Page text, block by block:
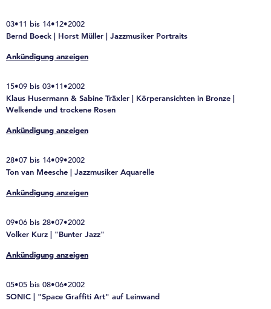
03•11 bis 14•12•2002
Bernd Boeck | Horst Müller | Jazzmusiker Portraits
Ankündigung anzeigen
15•09 bis 03•11•2002
Klaus Husermann & Sabine Träxler | Körperansichten in Bronze |
Welkende und trockene Rosen
Ankündigung anzeigen
28•07 bis 14•09•2002
Ton van Meesche | Jazzmusiker Aquarelle
Ankündigung anzeigen
09•06 bis 28•07•2002
Volker Kurz | "Bunter Jazz"
Ankündigung anzeigen
05•05 bis 08•06•2002
SONIC | "Space Graffiti Art" auf Leinwand